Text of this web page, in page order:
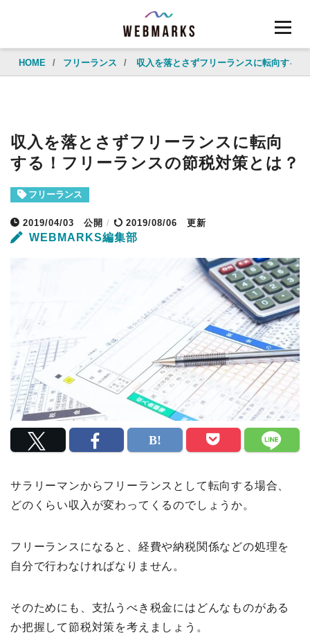
HOME / フリーランス / 収入を落とさずフリーランスに転向する
収入を落とさずフリーランスに転向
する！フリーランスの節税対策とは？
フリーランス
2019/04/03 公開 / 2019/08/06 更新
WEBMARKS編集部
サラリーマンからフリーランスとして転向する場合、
どのくらい収入が変わってくるのでしょうか。
フリーランスになると、経費や納税関係などの処理を
自分で行わなければなりません。
そのためにも、支払うべき税金にはどんなものがある
か把握して節税対策を考えましょう。